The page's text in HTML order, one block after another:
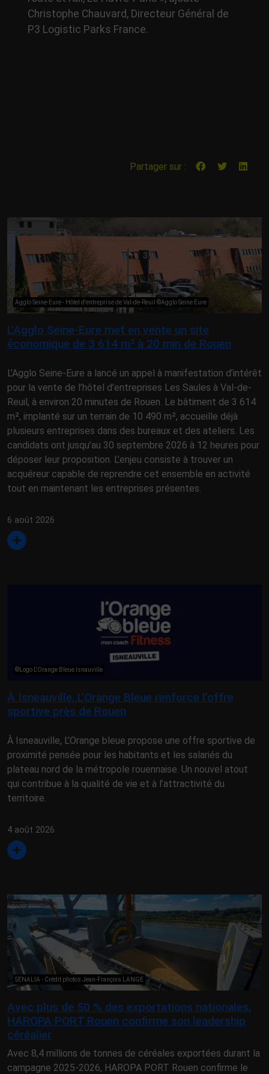
Christophe Chauvard, Directeur Général de
P3 Logistic Parks France.
Partager sur :
Agglo Seine-Eure - Hôtel d'entreprise de Val-de-Reuil ©Agglo Seine Eure
L’Agglo Seine-Eure met en vente un site
économique de 3 614 m² à 20 min de Rouen
L’Agglo Seine-Eure a lancé un appel à manifestation d’intérêt
pour la vente de l’hôtel d’entreprises Les Saules à Val-de-
Reuil, à environ 20 minutes de Rouen. Le bâtiment de 3 614
m², implanté sur un terrain de 10 490 m², accueille déjà
plusieurs entreprises dans des bureaux et des ateliers. Les
candidats ont jusqu’au 30 septembre 2026 à 12 heures pour
déposer leur proposition. L’enjeu consiste à trouver un
acquéreur capable de reprendre cet ensemble en activité
tout en maintenant les entreprises présentes.
6 août 2026
©Logo L'Orange Bleue Isnauville
À Isneauville, L’Orange Bleue renforce l’offre
sportive près de Rouen
À Isneauville, L’Orange bleue propose une offre sportive de
proximité pensée pour les habitants et les salariés du
plateau nord de la métropole rouennaise. Un nouvel atout
qui contribue à la qualité de vie et à l’attractivité du
territoire.
4 août 2026
SENALIA - Crédit photos Jean-François LANGE
Avec plus de 50 % des exportations nationales,
HAROPA PORT Rouen confirme son leadership
céréalier
Avec 8,4 millions de tonnes de céréales exportées durant la
campagne 2025-2026, HAROPA PORT Rouen confirme le